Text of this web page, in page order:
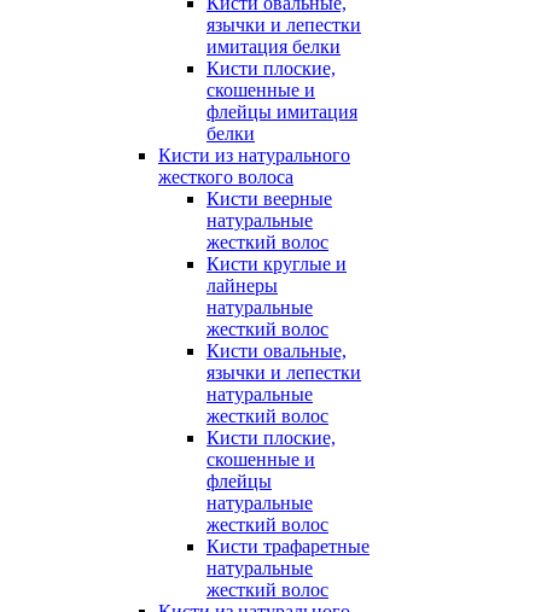
язычки и лепестки
имитация белки
Кисти плоские,
скошенные и
флейцы имитация
белки
Кисти из натурального
жесткого волоса
Кисти веерные
натуральные
жесткий волос
Кисти круглые и
лайнеры
натуральные
жесткий волос
Кисти овальные,
язычки и лепестки
натуральные
жесткий волос
Кисти плоские,
скошенные и
флейцы
натуральные
жесткий волос
Кисти трафаретные
натуральные
жесткий волос